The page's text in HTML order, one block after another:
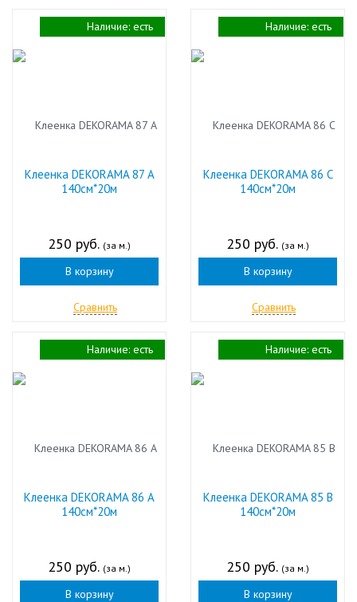
Клеенка DEKORAMA 87 А
140см*20м
250 руб. (за м.)
В корзину
Сравнить
Наличие: есть
Клеенка DEKORAMA 86 C
140см*20м
250 руб. (за м.)
В корзину
Сравнить
Наличие: есть
Клеенка DEKORAMA 86 А
140см*20м
250 руб. (за м.)
В корзину
Наличие: есть
Клеенка DEKORAMA 85 В
140см*20м
250 руб. (за м.)
В корзину
Наличие: есть